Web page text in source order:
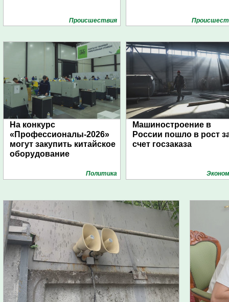
Проиcшествия
На конкурс
«Профессионалы-2026»
могут закупить китайское
оборудование
Политика
Машиностроение в
России пошло в рост
счет госзаказа